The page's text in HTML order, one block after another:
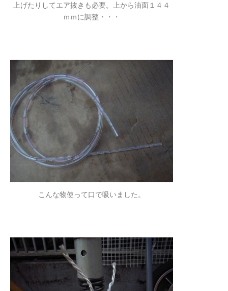
上げたりしてエア抜きも必要。上から油面１４４
ｍｍに調整・・・
こんな物使って口で吸いました。